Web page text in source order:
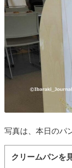
写真は、本日のパ
クリームパンを